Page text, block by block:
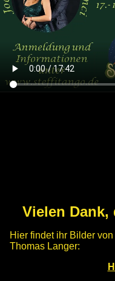
Vielen Dank,
Hier findet ihr Bilder
Thomas Langer: